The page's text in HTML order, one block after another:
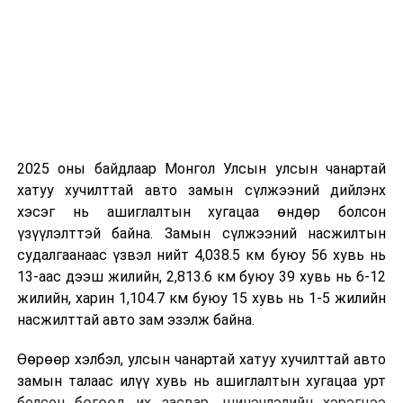
хэсгээр, 9-нд баруун аймгуудын нутгийн зарим газар,
төвийн аймгуудын ихэнх нутаг, зүүн аймгуудын
нутгийн хойд хэсгээр, 10-нд төв болон говийн
аймгуудын нутгийн зүүн хэсэг, зүүн аймгуудын
нутгийн зарим газраар бороо, уулаараа нойтон цас
орно. Салхи ихэнх хугацаанд секундэд 6-11 метр, 7-
нд нутгийн зарим газраар, 8-нд говь, тал хээрийн
нутгаар, 9-нд нутгийн хойд хэсгээр, 10-нд нутгийн
ширүүсэж, шороон шуурга шуурна. Дархадын хотгор,
Завхан голын эх, Хүрэнбэлчир орчим, Идэр, Тэс голын
2025 оны байдлаар Монгол Улсын улсын чанартай
хатуу хучилттай авто замын сүлжээний дийлэнх
хэсэг нь ашиглалтын хугацаа өндөр болсон
үзүүлэлттэй байна. Замын сүлжээний насжилтын
судалгаанаас үзвэл нийт 4,038.5 км буюу 56 хувь нь
13-аас дээш жилийн, 2,813.6 км буюу 39 хувь нь 6-12
жилийн, харин 1,104.7 км буюу 15 хувь нь 1-5 жилийн
насжилттай авто зам эзэлж байна.
Өөрөөр хэлбэл, улсын чанартай хатуу хучилттай авто
замын талаас илүү хувь нь ашиглалтын хугацаа урт